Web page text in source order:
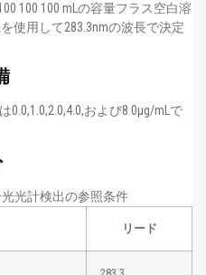
100 100 mLの容量フラス空白溶
使用して283.3nmの波長で決定
および8.0μg/mLで
光計検出の参照条件
リード